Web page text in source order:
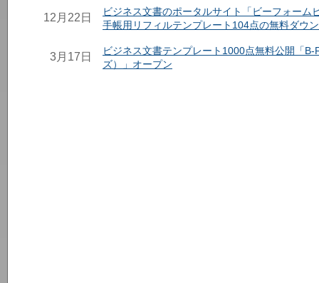
12月22日
ビジネス文書のポータルサイト「ビーフォーム
手帳用リフィルテンプレート104点の無料ダウ
3月17日
ビジネス文書テンプレート1000点無料公開「
ズ）」オープン